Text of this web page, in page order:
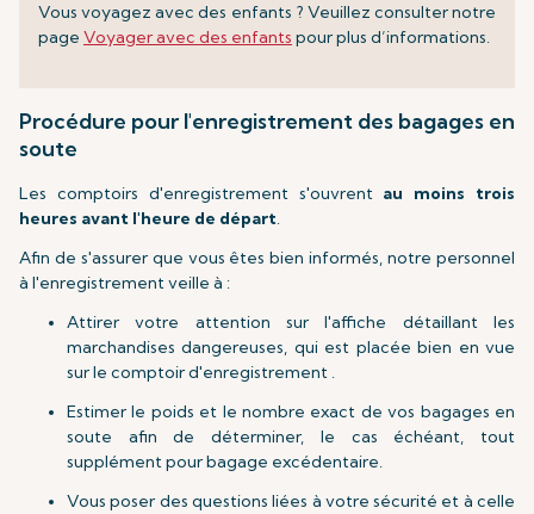
Vous voyagez avec des enfants ? Veuillez consulter notre
page Voyager avec des enfants pour plus d’informations.
Procédure pour l'enregistrement des bagages en
soute
Les comptoirs d'enregistrement s'ouvrent au moins trois
heures avant l'heure de départ.
Afin de s'assurer que vous êtes bien informés, notre personnel
à l'enregistrement veille à :
Attirer votre attention sur l'affiche détaillant les
marchandises dangereuses, qui est placée bien en vue
sur le comptoir d'enregistrement .
Estimer le poids et le nombre exact de vos bagages en
soute afin de déterminer, le cas échéant, tout
supplément pour bagage excédentaire.
Vous poser des questions liées à votre sécurité et à celle